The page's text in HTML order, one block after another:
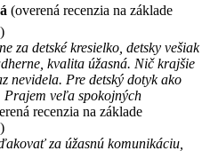
(overená recenzia na základe
za detské kresielko, detsky vešiak
kvalita úžasná. Nič krajšie
nevidela. Pre detský dotyk ako
Prajem veľa spokojných
recenzia na základe
za úžasnú komunikáciu,